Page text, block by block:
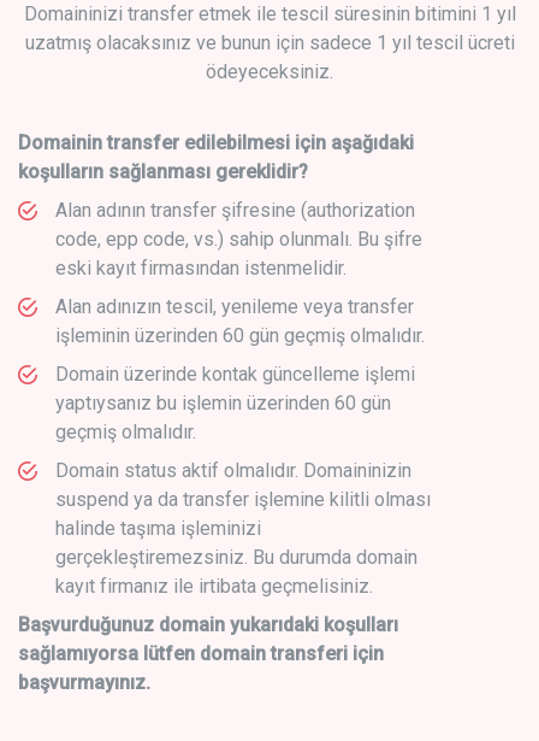
Domaininizi transfer etmek ile tescil süresinin bitimini 1 yıl
uzatmış olacaksınız ve bunun için sadece 1 yıl tescil ücreti
ödeyeceksiniz.
Domainin transfer edilebilmesi için aşağıdaki
koşulların sağlanması gereklidir?
Alan adının transfer şifresine (authorization
code, epp code, vs.) sahip olunmalı. Bu şifre
eski kayıt firmasından istenmelidir.
Alan adınızın tescil, yenileme veya transfer
işleminin üzerinden 60 gün geçmiş olmalıdır.
Domain üzerinde kontak güncelleme işlemi
yaptıysanız bu işlemin üzerinden 60 gün
geçmiş olmalıdır.
Domain status aktif olmalıdır. Domaininizin
suspend ya da transfer işlemine kilitli olması
halinde taşıma işleminizi
gerçekleştiremezsiniz. Bu durumda domain
kayıt firmanız ile irtibata geçmelisiniz.
Başvurduğunuz domain yukarıdaki koşulları
sağlamıyorsa lütfen domain transferi için
başvurmayınız.